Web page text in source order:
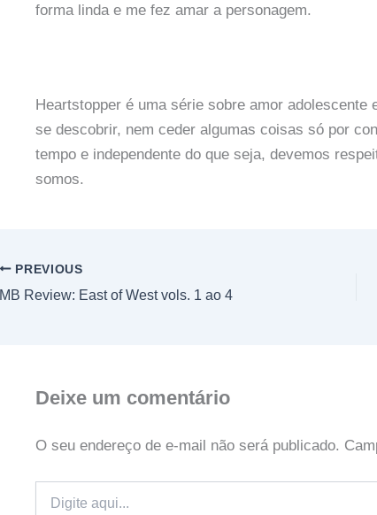
forma linda e me fez amar a personagem.
Heartstopper é uma série sobre amor
se descobrir, nem ceder algumas coisas só por
tempo e independente do que seja, devemos
somos.
PREVIOUS
MB Review: East of West vols. 1 ao 4
Deixe um comentário
O seu endereço de e-mail não será publicado.
aqui...